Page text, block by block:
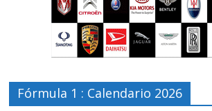
Fórmula 1 : Calendario 2026